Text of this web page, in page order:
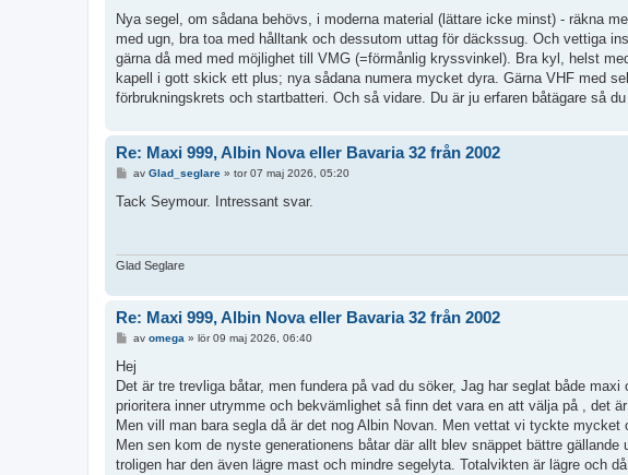
Nya segel, om sådana behövs, i moderna material (lättare icke minst) - räkna
med ugn, bra toa med hålltank och dessutom uttag för däckssug. Och vettiga
gärna då med med möjlighet till VMG (=förmånlig kryssvinkel). Bra kyl, helst
kapell i gott skick ett plus; nya sådana numera mycket dyra. Gärna VHF med
förbrukningskrets och startbatteri. Och så vidare. Du är ju erfaren båtägare så
Re: Maxi 999, Albin Nova eller Bavaria 32 från 2002
l
av Glad_seglare» tor 07 maj 2026, 05:20
Tack Seymour. Intressant svar.
Glad Seglare
Re: Maxi 999, Albin Nova eller Bavaria 32 från 2002
l
ä
g
g
av omega» lör 09 maj 2026, 06:40
Hej
Det är tre trevliga båtar, men fundera på vad du söker, Jag har seglat både
prioritera inner utrymme och bekvämlighet så finn det vara en att välja på , det
Men vill man bara segla då är det nog Albin Novan. Men vettat vi tyckte
Men sen kom de nyste generationens båtar där allt blev snäppet bättre
troligen har den även lägre mast och mindre segelyta. Totalvikten är lägre och